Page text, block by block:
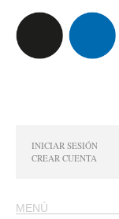
INICIAR SESIÓN
CREAR CUENTA
MENÚ